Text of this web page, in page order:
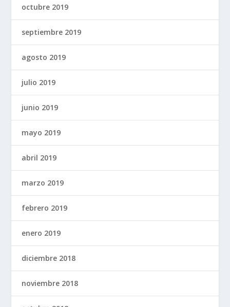
octubre 2019
septiembre 2019
agosto 2019
julio 2019
junio 2019
mayo 2019
abril 2019
marzo 2019
febrero 2019
enero 2019
diciembre 2018
noviembre 2018